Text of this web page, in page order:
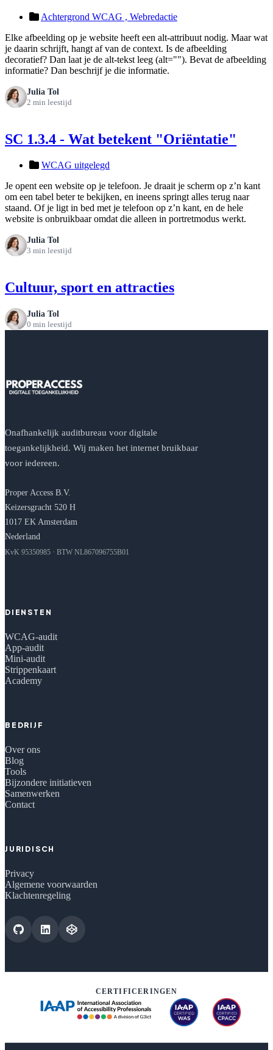
Achtergrond WCAG , Webredactie
Elke afbeelding op je website heeft een alt-attribuut nodig. Maar wat
je daarin schrijft, hangt af van de context. Is de afbeelding
decoratief? Dan laat je de alt-tekst leeg (alt=""). Bevat de afbeelding
informatie? Dan beschrijf je die informatie.
Julia Tol
2 min leestijd
SC 1.3.4 - Wat betekent "Oriëntatie"
WCAG uitgelegd
Je opent een website op je telefoon. Je draait je scherm op z’n kant
om een tabel beter te bekijken, en ineens springt alles terug naar
staand. Of je ligt in bed met je telefoon op z’n kant, en de hele
website is onbruikbaar omdat die alleen in portretmodus werkt.
Julia Tol
3 min leestijd
Cultuur, sport en attracties
Julia Tol
0 min leestijd
Onafhankelijk auditbureau voor digitale
toegankelijkheid. Wij maken het internet bruikbaar
voor iedereen.
Proper Access B.V.
Keizersgracht 520 H
1017 EK Amsterdam
Nederland
KvK 95350985 · BTW NL867096755B01
DIENSTEN
WCAG-audit
App-audit
Mini-audit
Strippenkaart
Academy
BEDRIJF
Over ons
Blog
Tools
Bijzondere initiatieven
Samenwerken
Contact
JURIDISCH
Privacy
Algemene voorwaarden
Klachtenregeling
CERTIFICERINGEN